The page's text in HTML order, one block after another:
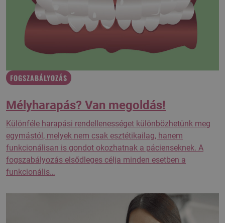
FOGSZABÁLYOZÁS
Mélyharapás? Van megoldás!
Különféle harapási rendellenességet különbözhetünk meg
egymástól, melyek nem csak esztétikailag, hanem
funkcionálisan is gondot okozhatnak a pácienseknek. A
fogszabályozás elsődleges célja minden esetben a
funkcionális…